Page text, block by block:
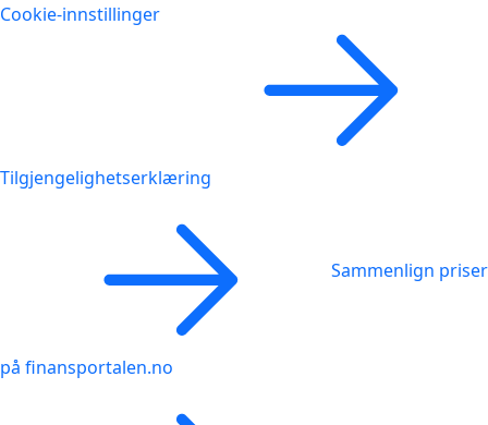
Cookie-innstillinger
Tilgjengelighetserklæring
Sammenlign priser
på finansportalen.no